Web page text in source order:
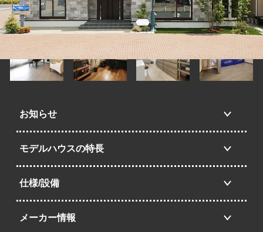
お知らせ
モデルハウスの特長
仕様/設備
メーカー情報